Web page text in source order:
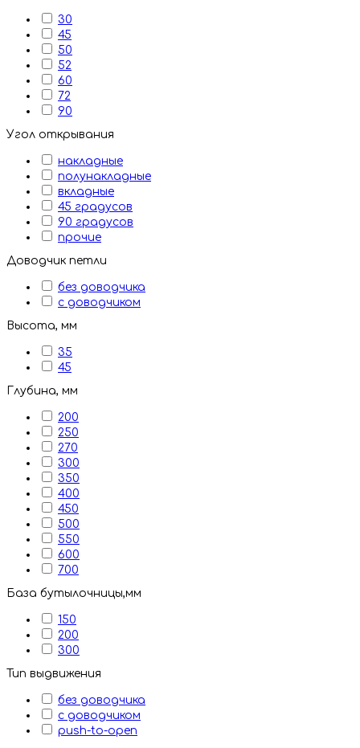
30
45
50
52
60
72
90
Угол открывания
накладные
полунакладные
вкладные
45 градусов
90 градусов
прочие
Доводчик петли
без доводчика
с доводчиком
Высота, мм
35
45
Глубина, мм
200
250
270
300
350
400
450
500
550
600
700
База бутылочницы,мм
150
200
300
Тип выдвижения
без доводчика
с доводчиком
push-to-open